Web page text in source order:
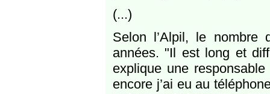
(...)
Selon l’Alpil, le
années. "Il est long et
explique une
encore j’ai eu au